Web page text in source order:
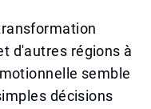
d'autres régions à
semble
décisions